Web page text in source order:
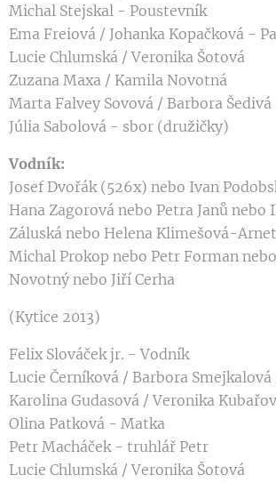
Michal Stejskal - Poustevník
Ema Freiová / Johanka Kopačková -
Lucie Chlumská / Veronika Šotová
Zuzana Maxa / Kamila Novotná
Marta Falvey Sovová / Barbora Šedivá
Júlia Sabolová - sbor (družičky)
Vodník:
Josef Dvořák (526x) nebo Ivan
Hana Zagorová nebo Petra Janů nebo
Záluská nebo Helena Klimešová-
Michal Prokop nebo Petr Forman
Novotný nebo Jiří Cerha
(Kytice 2013)
Felix Slováček jr. - Vodník
Lucie Černíková / Barbora Smejkalová
Karolina Gudasová / Veronika
Olina Patková - Matka
Petr Macháček - truhlář Petr
Lucie Chlumská / Veronika Šotová